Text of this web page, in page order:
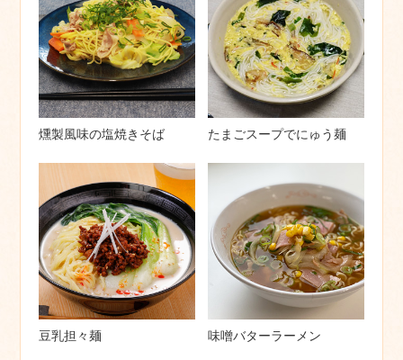
燻製風味の塩焼きそば たまごスープでにゅう麺
豆乳担々麺 味噌バターラーメン